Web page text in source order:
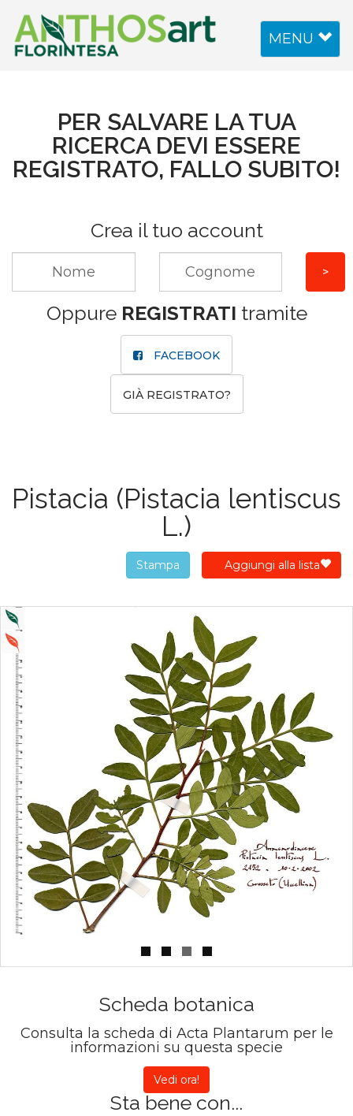
Toggle
navigation
MENU
PER SALVARE LA TUA
RICERCA DEVI ESSERE
REGISTRATO, FALLO SUBITO!
Crea il tuo account
Oppure REGISTRATI tramite
FACEBOOK
GIÀ REGISTRATO?
Pistacia (Pistacia lentiscus
L.)
Aggiungi alla lista
Stampa
Scheda botanica
Consulta la scheda di Acta Plantarum per le
informazioni su questa specie
Vedi ora!
Sta bene con...